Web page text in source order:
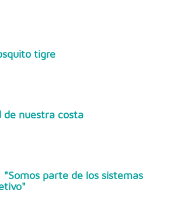
tigre
de nuestra costa
parte de los sistemas